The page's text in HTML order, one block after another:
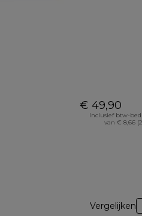
€ 49,90
Inclusief btw-
van € 8,66
Vergelijken